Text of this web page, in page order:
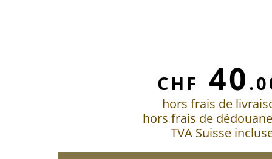
CHF 40
hors frais de
hors frais de
TVA Suisse